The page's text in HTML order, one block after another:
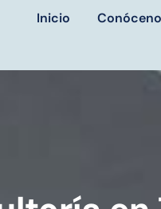
Inicio